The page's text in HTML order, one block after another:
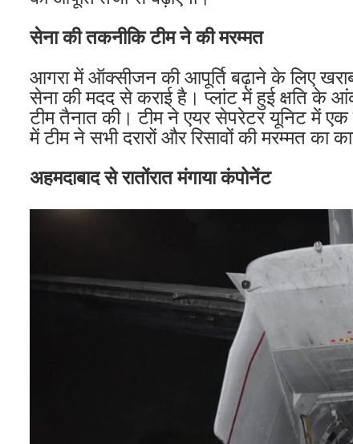
सेना की तकनीकि टीम ने की मरम्मत
आगरा में ऑक्सीजन की आपूर्ति बढ़ाने के लिए
सेना की मदद से कराई है। प्लांट में हुई क्षति
टीम तैनात की। टीम ने एयर सेपरेटर यूनिट में एक
में टीम ने सभी दरारों और रिसावों की मरम्मत का
अहमदाबाद से रातोंरात मंगाया कंपोनेंट